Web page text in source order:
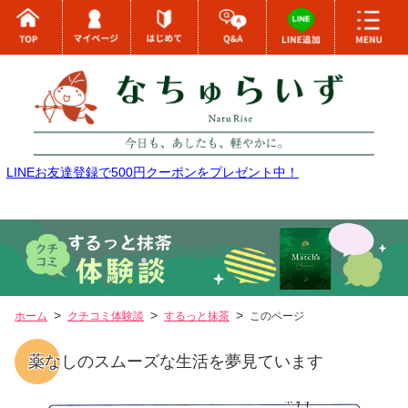
LINEお友達登録で500円クーポンをプレゼント中！
ホーム クチコミ体験談 するっと抹茶 このページ
薬なしのスムーズな生活を夢見ています